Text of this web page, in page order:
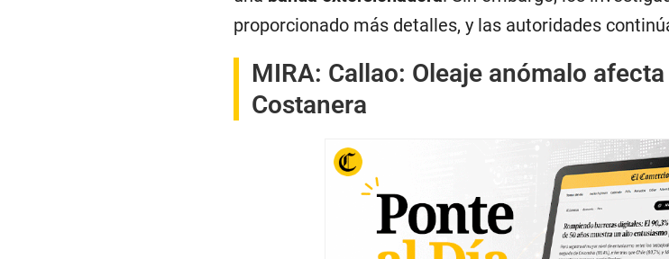
proporcionado más detalles, y las autoridades
MIRA: Callao: Oleaje anómalo
Costanera